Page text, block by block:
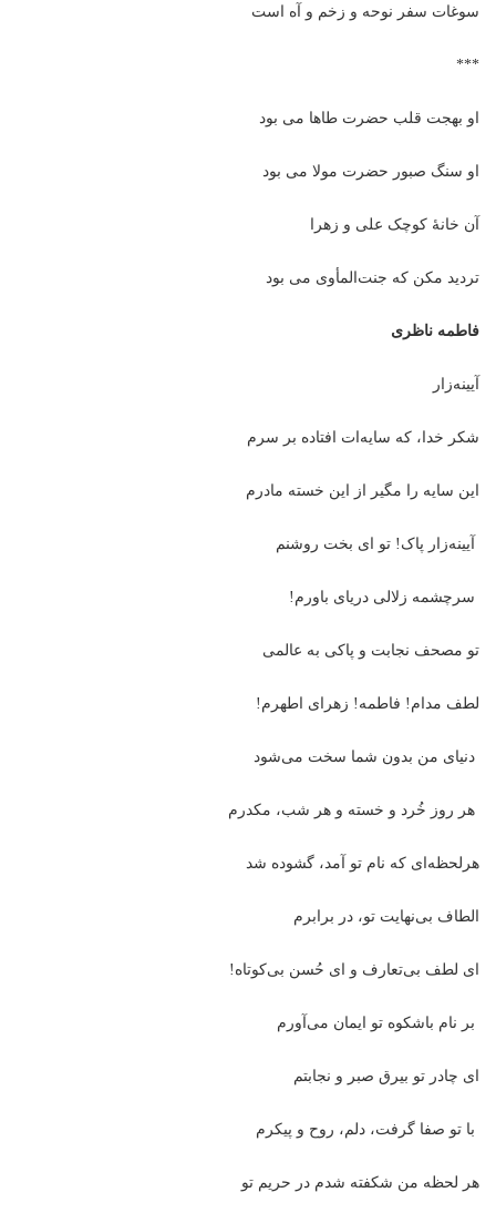
سوغات سفر نوحه و زخم و آه است
***
او بهجت قلب حضرت طاها می بود
او سنگ صبور حضرت مولا می بود
آن خانۀ کوچک علی و زهرا
تردید مکن که جنت‌المأوی می بود
فاطمه ناظری
آیینه‌زار
شکر خدا، که سایه‌ات افتاده بر سرم
این سایه را مگیر از این خسته مادرم
آیینه‌زار پاک! تو ای بخت روشنم
سرچشمه زلالی دریای باورم!
تو مصحف نجابت و پاکی به عالمی
لطف مدام! فاطمه! زهرای اطهرم!
دنیای من بدون شما سخت می‌شود
هر روز خُرد و خسته و هر شب، مکدرم
هرلحظه‌ای که نام تو آمد، گشوده شد
الطاف بی‌نهایت تو، در برابرم
ای لطف بی‌‌تعارف و ای حُسن بی‌کوتاه!
بر نام باشکوه تو ایمان می‌آورم
ای چادر تو بیرق صبر و نجابتم
با تو صفا گرفت، دلم، روح و پیکرم
هر لحظه من شکفته شدم در حریم تو